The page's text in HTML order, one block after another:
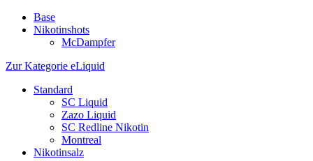
Base
Nikotinshots
McDampfer
Zur Kategorie eLiquid
Standard
SC Liquid
Zazo Liquid
SC Redline Nikotin
Montreal
Nikotinsalz